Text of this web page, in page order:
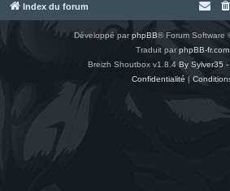
Index du forum
Développé parphpBB® Forum Software
Traduit parphpBB-fr.com
Breizh Shoutbox v1.8.4 By Sylver35
Confidentialité |